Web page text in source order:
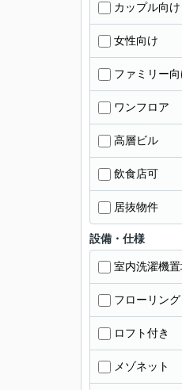
カップル向け
女性向け
ファミリー向
ワンフロア
高層ビル
飲食店可
居抜物件
設備・仕様
室内洗濯機
フローリング
ロフト付き
メゾネット